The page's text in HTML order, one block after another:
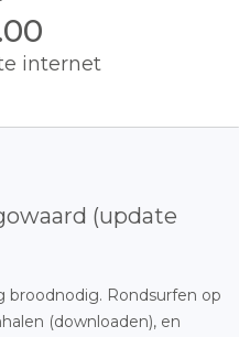
internet
(update
broodnodig. Rondsurfen op
(downloaden), en